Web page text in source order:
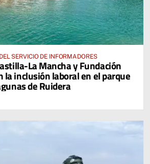
SERVICIO DE INFORMADORES
La Mancha y Fundación
la inclusión laboral en el parque
de Ruidera